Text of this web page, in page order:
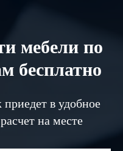
мебели по
бесплатно
в удобное
на месте